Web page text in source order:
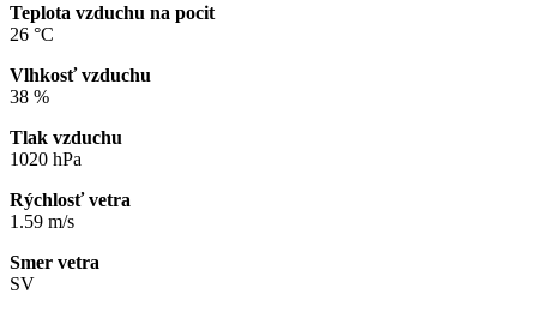
Teplota vzduchu na pocit
26 °C
Vlhkosť vzduchu
38 %
Tlak vzduchu
1020 hPa
Rýchlosť vetra
1.59 m/s
Smer vetra
SV